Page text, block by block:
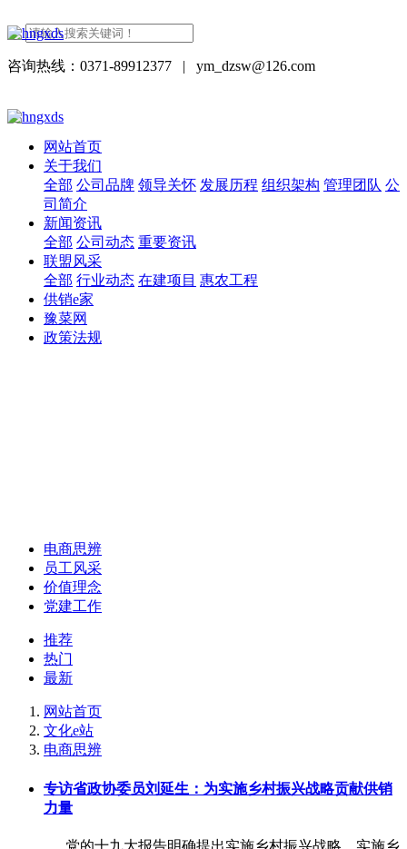
咨询热线：0371-89912377 | ym_dzsw@126.com
网站首页
关于我们
全部 公司品牌 领导关怀 发展历程 组织架构 管理团队 公
司简介
新闻资讯
全部 公司动态 重要资讯
联盟风采
全部 行业动态 在建项目 惠农工程
供销e家
豫菜网
政策法规
电商思辨
员工风采
价值理念
党建工作
推荐
热门
最新
网站首页
文化e站
电商思辨
专访省政协委员刘延生：为实施乡村振兴战略贡献供销
力量
党的十九大报告明确提出实施乡村振兴战略。实施乡